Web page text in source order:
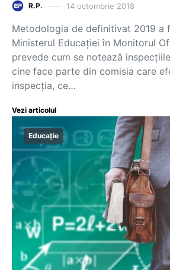
R.P. 14 octombrie 2018
Metodologia de definitivat 2019 a
Ministerul Educației în Monitorul
prevede cum se notează
cine face parte din comisia care
inspecţia, ce…
Vezi articolul
Educație